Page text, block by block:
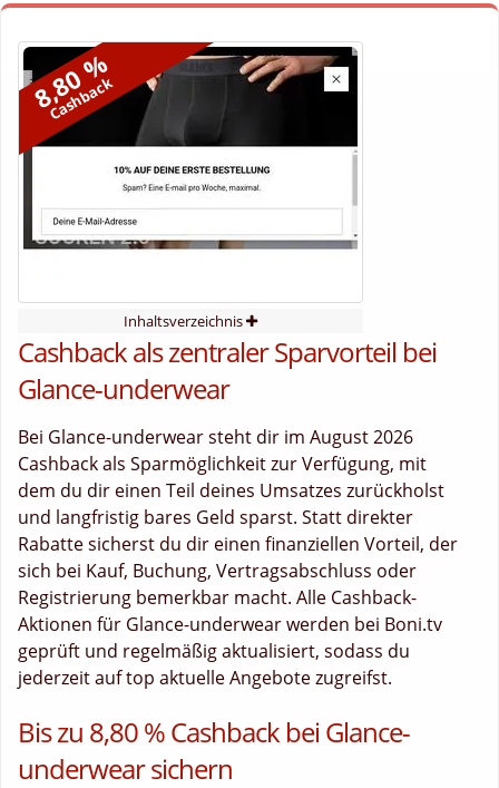
8,80 %
Cashback
Inhaltsverzeichnis
Cashback als zentraler Sparvorteil bei
Glance-underwear
Bei Glance-underwear steht dir im August 2026
Cashback als Sparmöglichkeit zur Verfügung, mit
dem du dir einen Teil deines Umsatzes zurückholst
und langfristig bares Geld sparst. Statt direkter
Rabatte sicherst du dir einen finanziellen Vorteil, der
sich bei Kauf, Buchung, Vertragsabschluss oder
Registrierung bemerkbar macht. Alle Cashback-
Aktionen für Glance-underwear werden bei Boni.tv
geprüft und regelmäßig aktualisiert, sodass du
jederzeit auf top aktuelle Angebote zugreifst.
Bis zu 8,80 % Cashback bei Glance-
underwear sichern